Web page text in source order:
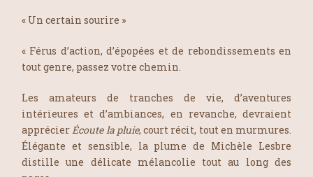
« Un certain sourire »
« Férus d’action, d’épopées et de rebondissements en
tout genre, passez votre chemin.
Les amateurs de tranches de vie, d’aventures
intérieures et d’ambiances, en revanche, devraient
apprécier Écoute la pluie, court récit, tout en murmures.
Élégante et sensible, la plume de Michèle Lesbre
distille une délicate mélancolie tout au long des